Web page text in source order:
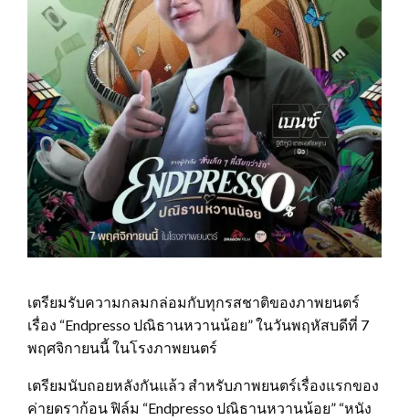
เตรียมรับความกลมกล่อมกับทุกรสชาติของภาพยนตร์
เรื่อง “Endpresso ปณิธานหวานน้อย” ในวันพฤหัสบดีที่ 7
พฤศจิกายนนี้ ในโรงภาพยนตร์
เตรียมนับถอยหลังกันแล้ว สำหรับภาพยนตร์เรื่องแรกของ
ค่ายดราก้อน ฟิล์ม “Endpresso ปณิธานหวานน้อย” “หนัง